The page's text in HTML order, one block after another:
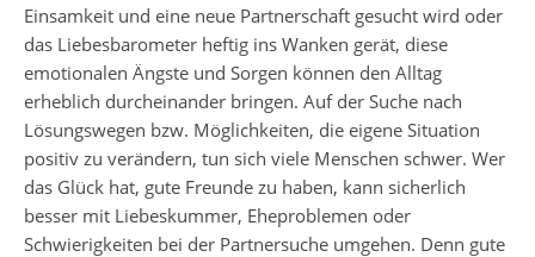
Einsamkeit und eine neue Partnerschaft gesucht wird oder
das Liebesbarometer heftig ins Wanken gerät, diese
emotionalen Ängste und Sorgen können den Alltag
erheblich durcheinander bringen. Auf der Suche nach
Lösungswegen bzw. Möglichkeiten, die eigene Situation
positiv zu verändern, tun sich viele Menschen schwer. Wer
das Glück hat, gute Freunde zu haben, kann sicherlich
besser mit Liebeskummer, Eheproblemen oder
Schwierigkeiten bei der Partnersuche umgehen. Denn gute